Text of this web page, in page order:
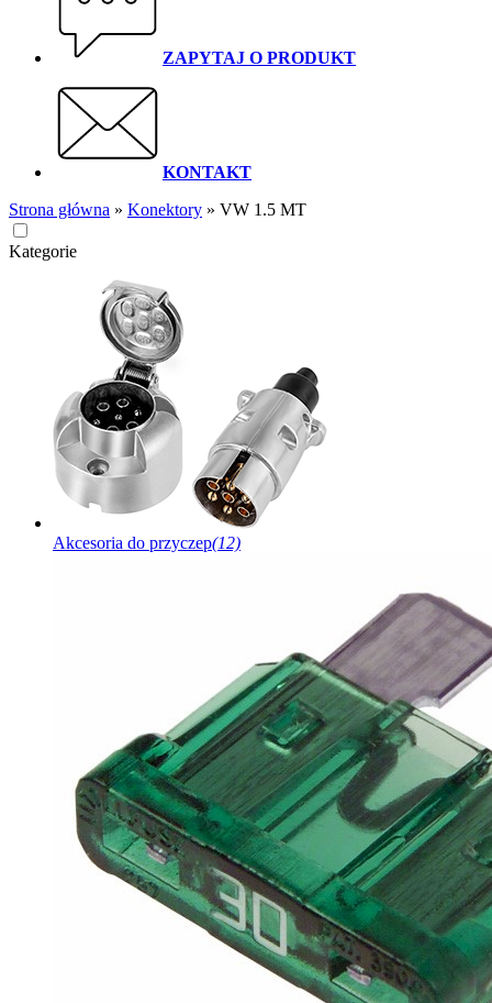
ZAPYTAJ O PRODUKT
KONTAKT
Strona główna » Konektory » VW 1.5 MT
Kategorie
Akcesoria do przyczep(12)